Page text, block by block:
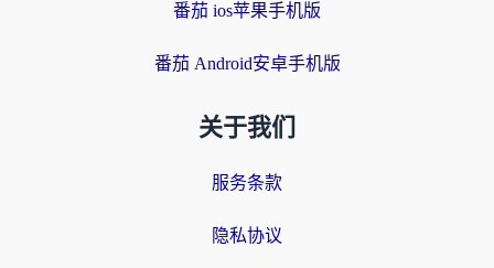
番茄 ios苹果手机版
番茄 Android安卓手机版
关于我们
服务条款
隐私协议